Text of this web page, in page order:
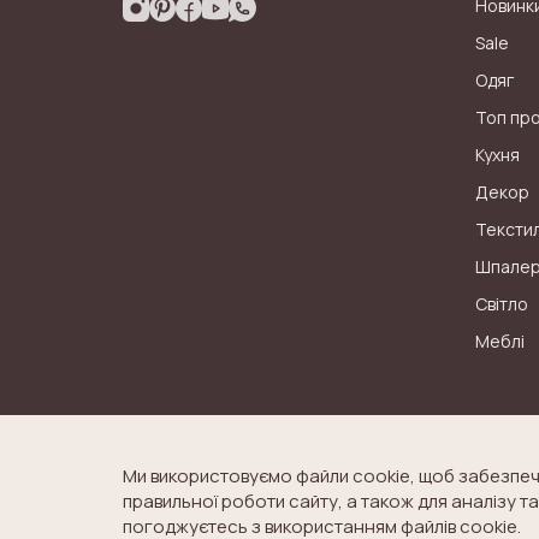
Sale
Одяг
Топ
Кухня
Декор
Світло
Меблі
© Laura Ashley. All Rights Reserved.
Ми використовуємо файли cookie, щоб
правильної роботи сайту, а також для аналізу
погоджуєтесь з використанням файлів cookie.